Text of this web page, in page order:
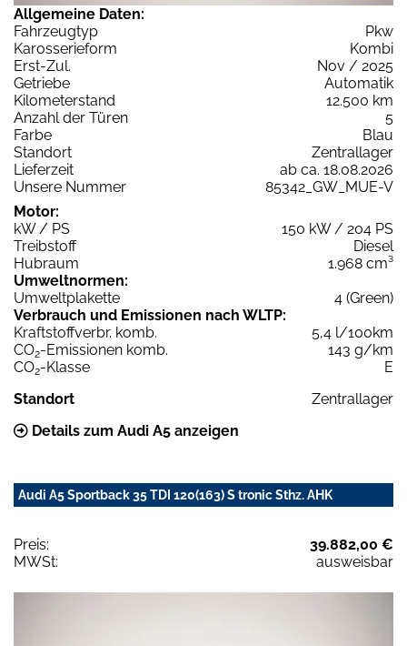
Allgemeine Daten:
Fahrzeugtyp
Pkw
Karosserieform
Kombi
Erst-Zul.
Nov / 2025
Getriebe
Automatik
Kilometerstand
12.500 km
Anzahl der Türen
5
Farbe
Blau
Standort
Zentrallager
Lieferzeit
ab ca. 18.08.2026
Unsere Nummer
85342_GW_MUE-V
Motor:
kW / PS
150 kW / 204 PS
Treibstoff
Diesel
Hubraum
1.968 cm³
Umweltnormen:
Umweltplakette
4 (Green)
Verbrauch und Emissionen nach WLTP:
Kraftstoffverbr. komb.
5,4 l/100km
CO2-Emissionen komb.
143 g/km
CO2-Klasse
E
Standort
Zentrallager
Details zum Audi A5 anzeigen
Audi A5 Sportback 35 TDI 120(163) S tronic Sthz. AHK
Preis:
39.882,00 €
MWSt:
ausweisbar